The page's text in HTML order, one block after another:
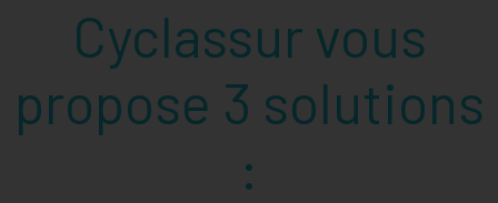
Cyclassur vous
propose 3 solutions
: